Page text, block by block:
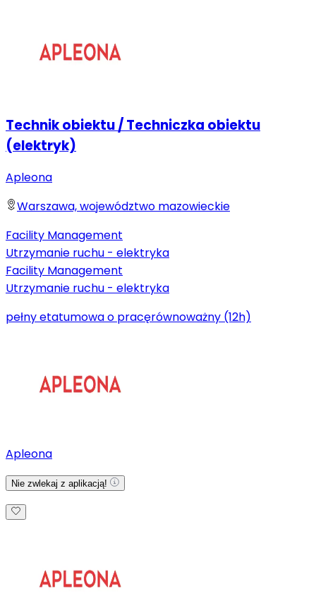
Technik obiektu / Techniczka obiektu
(elektryk)
Apleona
Warszawa, województwo mazowieckie
Facility Management
Utrzymanie ruchu - elektryka
Facility Management
Utrzymanie ruchu - elektryka
pełny etatumowa o pracęrównoważny (12h)
Apleona
Nie zwlekaj z aplikacją!